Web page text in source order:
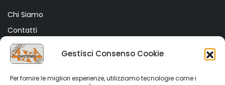
Gestisci Consenso Cookie
Per fornire le migliori esperienze, utilizziamo tecnologie come i
Chi Siamo
Contatti
Termini e Condizioni
Privacy Policy
Cookie Policy (UE)